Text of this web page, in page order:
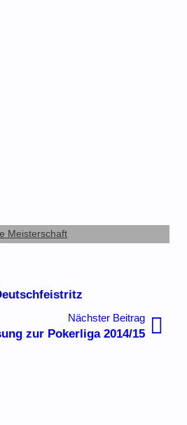
Meisterschaft
Nächster Beitrag
Beitrag:
zur Pokerliga 2014/15